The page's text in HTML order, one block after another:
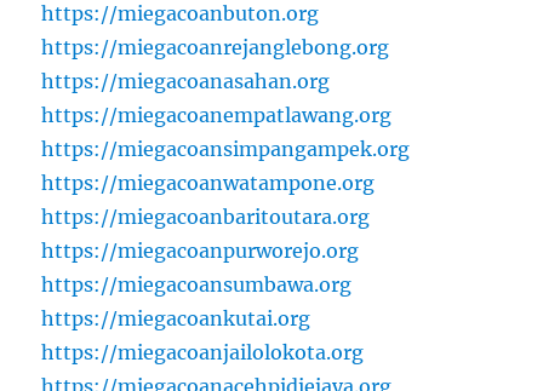
https://miegacoanbuton.org
https://miegacoanrejanglebong.org
https://miegacoanasahan.org
https://miegacoanempatlawang.org
https://miegacoansimpangampek.org
https://miegacoanwatampone.org
https://miegacoanbaritoutara.org
https://miegacoanpurworejo.org
https://miegacoansumbawa.org
https://miegacoankutai.org
https://miegacoanjailolokota.org